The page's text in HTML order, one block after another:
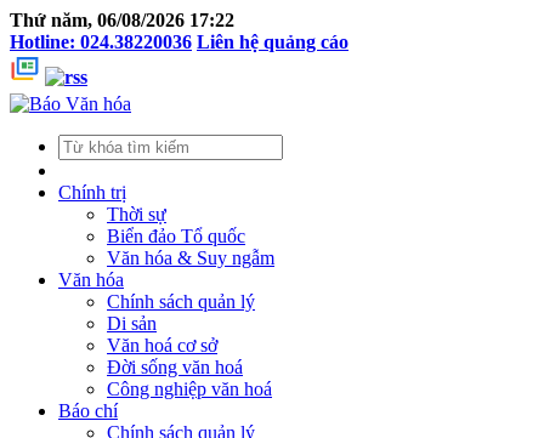
Thứ năm, 06/08/2026 17:22
Hotline: 024.38220036 Liên hệ quảng cáo
Chính trị
Thời sự
Biển đảo Tổ quốc
Văn hóa & Suy ngẫm
Văn hóa
Chính sách quản lý
Di sản
Văn hoá cơ sở
Đời sống văn hoá
Công nghiệp văn hoá
Báo chí
Chính sách quản lý